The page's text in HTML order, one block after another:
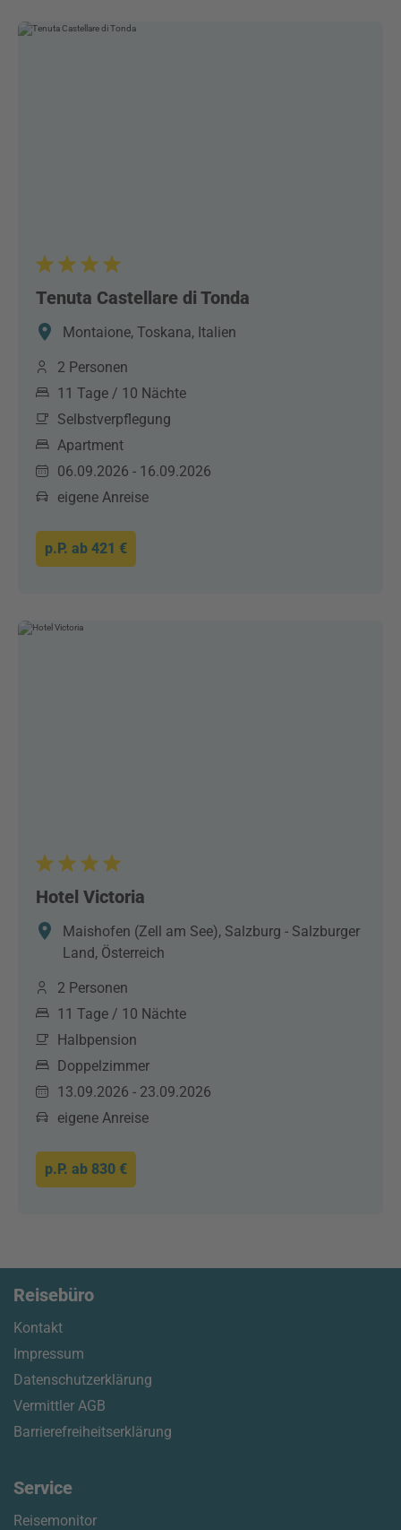
Tenuta Castellare di Tonda
Montaione, Toskana, Italien
2 Personen
11 Tage / 10 Nächte
Selbstverpflegung
Apartment
06.09.2026 - 16.09.2026
eigene Anreise
p.P. ab 421 €
Hotel Victoria
Maishofen (Zell am See), Salzburg - Salzburger
Land, Österreich
2 Personen
11 Tage / 10 Nächte
Halbpension
Doppelzimmer
13.09.2026 - 23.09.2026
eigene Anreise
p.P. ab 830 €
Reisebüro
Kontakt
Impressum
Datenschutzerklärung
Vermittler AGB
Barrierefreiheitserklärung
Service
Reisemonitor